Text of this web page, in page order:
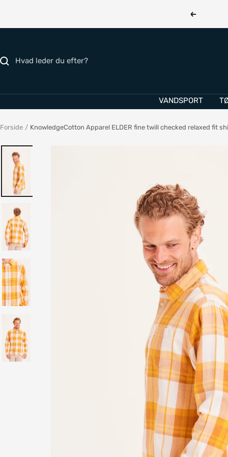
indhold
Forrige
VANDSPORT
Forside KnowledgeCotton Apparel ELDER fine twill checked relaxed fit